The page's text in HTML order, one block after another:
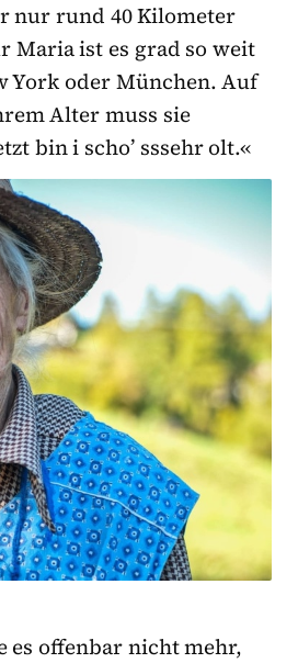
nur rund 40 Kilometer
Maria ist es grad so weit
York oder München. Auf
Alter muss sie
bin i scho’ sssehr olt.«
es offenbar nicht mehr,